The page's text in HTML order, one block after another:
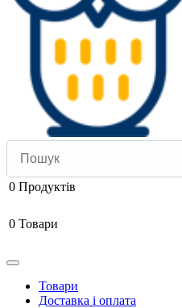
0 Продуктів
0 Товари
Товари
Доставка і оплата